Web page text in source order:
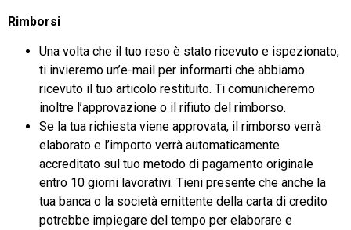
Rimborsi
Una volta che il tuo reso è stato ricevuto e ispezionato,
ti invieremo un’e-mail per informarti che abbiamo
ricevuto il tuo articolo restituito. Ti comunicheremo
inoltre l’approvazione o il rifiuto del rimborso.
Se la tua richiesta viene approvata, il rimborso verrà
elaborato e l’importo verrà automaticamente
accreditato sul tuo metodo di pagamento originale
entro 10 giorni lavorativi. Tieni presente che anche la
tua banca o la società emittente della carta di credito
potrebbe impiegare del tempo per elaborare e